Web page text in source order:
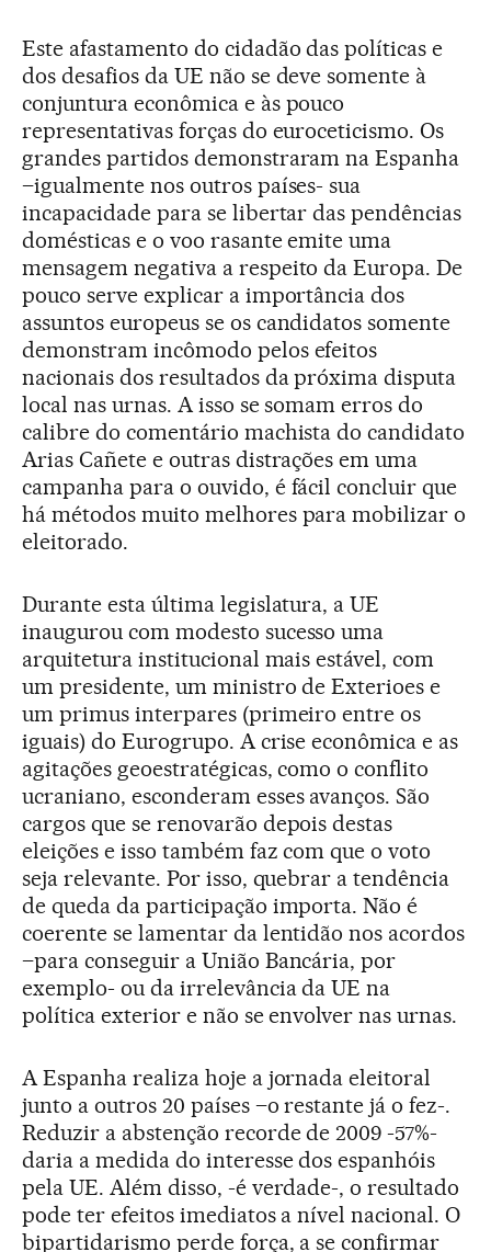
Este afastamento do cidadão das políticas e
dos desafios da UE não se deve somente à
conjuntura econômica e às pouco
representativas forças do euroceticismo. Os
grandes partidos demonstraram na Espanha
–igualmente nos outros países- sua
incapacidade para se libertar das pendências
domésticas e o voo rasante emite uma
mensagem negativa a respeito da Europa. De
pouco serve explicar a importância dos
assuntos europeus se os candidatos somente
demonstram incômodo pelos efeitos
nacionais dos resultados da próxima disputa
local nas urnas. A isso se somam erros do
calibre do comentário machista do candidato
Arias Cañete e outras distrações em uma
campanha para o ouvido, é fácil concluir que
há métodos muito melhores para mobilizar o
eleitorado.
Durante esta última legislatura, a UE
inaugurou com modesto sucesso uma
arquitetura institucional mais estável, com
um presidente, um ministro de Exterioes e
um primus interpares (primeiro entre os
iguais) do Eurogrupo. A crise econômica e as
agitações geoestratégicas, como o conflito
ucraniano, esconderam esses avanços. São
cargos que se renovarão depois destas
eleições e isso também faz com que o voto
seja relevante. Por isso, quebrar a tendência
de queda da participação importa. Não é
coerente se lamentar da lentidão nos acordos
–para conseguir a União Bancária, por
exemplo- ou da irrelevância da UE na
política exterior e não se envolver nas urnas.
A Espanha realiza hoje a jornada eleitoral
junto a outros 20 países –o restante já o fez-.
Reduzir a abstenção recorde de 2009 -57%-
daria a medida do interesse dos espanhóis
pela UE. Além disso, -é verdade-, o resultado
pode ter efeitos imediatos a nível nacional. O
bipartidarismo perde força, a se confirmar